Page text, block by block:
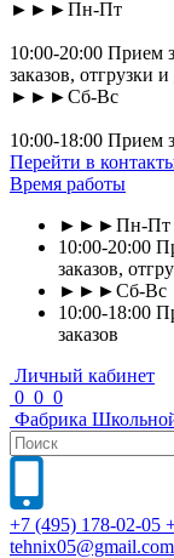
►►►Пн-Пт
10:00-20:00 Прием
заказов, отгрузки
►►►Сб-Вс
10:00-18:00 Прием
Перейти в
Время работы
►►►Пн-Пт
10:00-20:00
заказов,
►►►Сб-Вс
10:00-18:00
заказов
Личный кабинет
0 0 0
Фабрика
+7 (495) 178-02-05
tehnix05@gmail.com